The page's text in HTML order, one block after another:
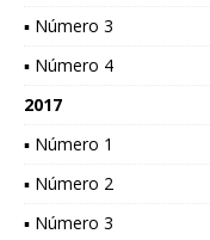
▪ Número 3
▪ Número 4
2017
▪ Número 1
▪ Número 2
▪ Número 3